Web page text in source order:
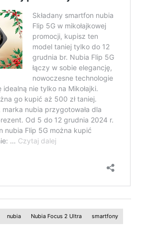
nubia Nubia Focus 2 Ultra smartfony